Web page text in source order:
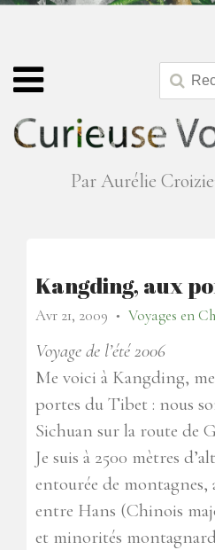
Par Aurélie
Kangding, aux
Avr 21, 2009 ● Voyages en
Voyage de l’été 2006
Me voici à Kangding,
portes du Tibet : nous
Sichuan sur la route de
Je suis à 2500 mètres
entourée de
entre Hans (Chinois
et minorités